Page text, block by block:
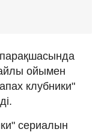
ойымен
клубники"
сериалын